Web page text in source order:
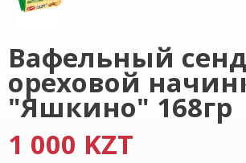
Вафельный
ореховой
"Яшкино" 168гр
1 000 KZT